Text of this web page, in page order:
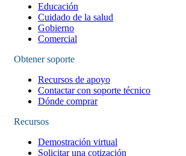
Educación
Cuidado de la salud
Gobierno
Comercial
Obtener soporte
Recursos de apoyo
Contactar con soporte técnico
Dónde comprar
Recursos
Demostración virtual
Solicitar una cotización